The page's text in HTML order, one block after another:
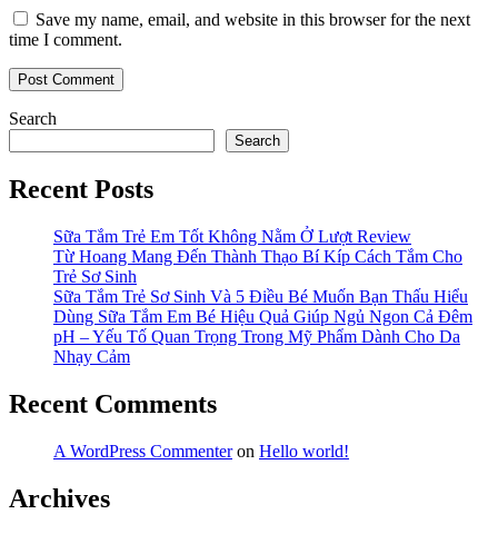
Save my name, email, and website in this browser for the next
time I comment.
Search
Search
Recent Posts
Sữa Tắm Trẻ Em Tốt Không Nằm Ở Lượt Review
Từ Hoang Mang Đến Thành Thạo Bí Kíp Cách Tắm Cho
Trẻ Sơ Sinh
Sữa Tắm Trẻ Sơ Sinh Và 5 Điều Bé Muốn Bạn Thấu Hiểu
Dùng Sữa Tắm Em Bé Hiệu Quả Giúp Ngủ Ngon Cả Đêm
pH – Yếu Tố Quan Trọng Trong Mỹ Phẩm Dành Cho Da
Nhạy Cảm
Recent Comments
A WordPress Commenteron Hello world!
Archives